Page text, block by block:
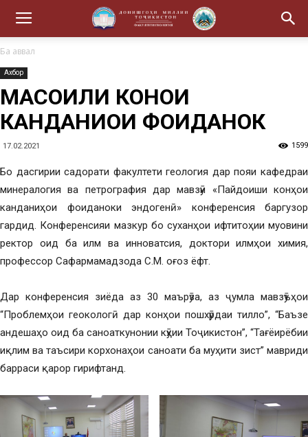
Ба аввал
Ахбор
МАСОИЛИ КОНҲОИ
КАНДАНИҲОИ ФОИДАНОК
17.02.2021 1599
Бо дасгирии садорати факултети геология дар пояи кафедраи
минералогия ва петрография дар мавзӯи «Пайдоиши конҳои
канданиҳои фоиданоки эндогенӣ» конференсия баргузор
гардид. Конференсияи мазкур бо суханҳои ифтитоҳии муовини
ректор оид ба илм ва инноватсия, доктори илмҳои химия,
профессор Сафармамадзода С.М. оғоз ёфт.
Дар конференсия зиёда аз 30 маърӯза, аз ҷумла мавзӯъҳои
“Проблемҳои геокологӣ дар конҳои пошхӯрдаи тилло”, “Баъзе
андешаҳо оид ба саноаткунонии кӯҳии Тоҷикистон”, “Тағёирёбии
иқлим ва таъсири корхонаҳои саноати ба муҳити зист” мавриди
барраси қарор гирифтанд.